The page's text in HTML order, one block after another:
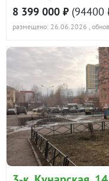
8 399 000 ₽ (94400
размещено: 26.06.2026 ,